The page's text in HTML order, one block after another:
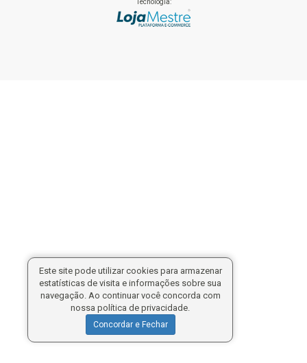
Tecnologia:
Este site pode utilizar cookies para armazenar
estatísticas de visita e informações sobre sua
navegação. Ao continuar você concorda com
nossa política de privacidade.
Concordar e Fechar